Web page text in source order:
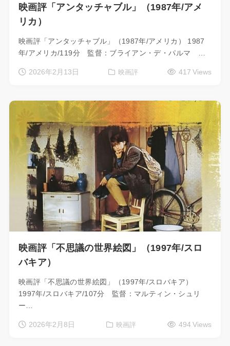
映画評「アンタッチャブル」（1987年/アメ
リカ）
映画評「アンタッチャブル」（1987年/アメリカ） 1987
年/アメリカ/119分 監督：ブライアン・デ・パルマ …
2026年2月13日 映画評 417 Views
映画評「不思議の世界絵図」（1997年/スロ
バキア）
映画評「不思議の世界絵図」（1997年/スロバキア）
1997年/スロバキア/107分 監督：マルティン・シュリ
ー…
2026年2月8日 映画評 494 Views